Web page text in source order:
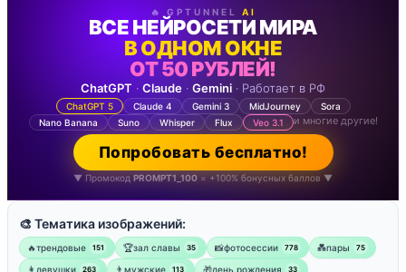
🔥 GPTUNNEL AI
ВСЕ НЕЙРОСЕТИ МИРА
В ОДНОМ ОКНЕ
ОТ 50 РУБЛЕЙ!
ChatGPT · Claude · Gemini · Работает в РФ
ChatGPT 5 Claude 4 Gemini 3 MidJourney
Sora
Nano Banana
Suno Whisper Flux Veo 3.1 и многие другие!
Попробовать бесплатно!
▼ Промокод PROMPT1_100 = +100% бонусных баллов ▼
🎨 Тематика изображений:
🔥трендовые 151 🏆зал славы 35 📸фотосессии 778 💑пары 75
👩девушки 263 👨мужские 113 🎁день рождения 33